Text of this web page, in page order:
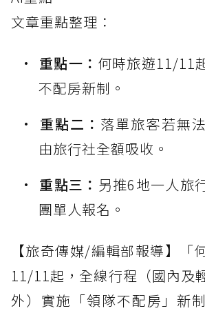
文章重點整理：
重點一： 何時旅遊11/11
不配房新制。
重點二： 落單旅客若無
由旅行社全額吸收。
重點三： 另推6地一人旅
團單人報名。
【旅奇傳媒/編輯部報導】「
11/11起，全線行程（國內及
外）實施「領隊不配房」新